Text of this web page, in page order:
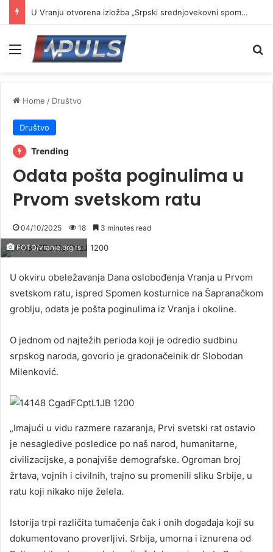
U Vranju otvorena izložba „Srpski srednjovekovni spomenici u opasnosti“
Menu
Home / Društvo
Društvo
Trending
Odata pošta poginulima u
Prvom svetskom ratu
04/10/2025 18 3 minutes read
FOTO/vranje.org.rs
U okviru obeležavanja Dana oslobođenja Vranja u Prvom
svetskom ratu, ispred Spomen kosturnice na Šapranačkom
groblju, odata je pošta poginulima iz Vranja i okoline.
O jednom od najtežih perioda koji je odredio sudbinu
srpskog naroda, govorio je gradonačelnik dr Slobodan
Milenković.
„Imajući u vidu razmere razaranja, Prvi svetski rat ostavio
je nesagledive posledice po naš narod, humanitarne,
civilizacijske, a ponajviše demografske. Ogroman broj
žrtava, vojnih i civilnih, trajno su promenili sliku Srbije, u
ratu koji nikako nije želela.
Istorija trpi različita tumačenja čak i onih događaja koji su
dokumentovano proverljivi. Srbija, umorna i iznurena od